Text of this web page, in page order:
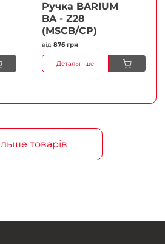
Ручка BARIUM
BA - Z28
(MSCB/CP)
від 876 грн
Детальніше
товарів